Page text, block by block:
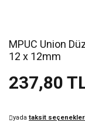
MPUC Union
12 x 12mm
237,80
yada taksit